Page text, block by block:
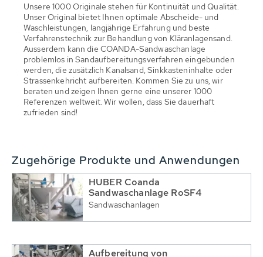
Unsere 1000 Originale stehen für Kontinuität und Qualität.
Unser Original bietet Ihnen optimale Abscheide- und
Waschleistungen, langjährige Erfahrung und beste
Verfahrenstechnik zur Behandlung von Kläranlagensand.
Ausserdem kann die COANDA-Sandwaschanlage
problemlos in Sandaufbereitungsverfahren eingebunden
werden, die zusätzlich Kanalsand, Sinkkasteninhalte oder
Strassenkehricht aufbereiten. Kommen Sie zu uns, wir
beraten und zeigen Ihnen gerne eine unserer 1000
Referenzen weltweit. Wir wollen, dass Sie dauerhaft
zufrieden sind!
Zugehörige Produkte und Anwendungen
HUBER Coanda
Sandwaschanlage RoSF4
Sandwaschanlagen
Aufbereitung von